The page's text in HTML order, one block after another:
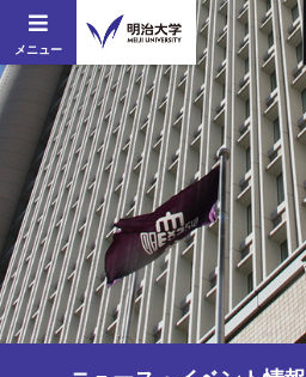
メニュー